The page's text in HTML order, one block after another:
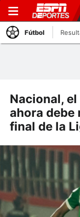
Fútbol
Nacional,
ahora debe
final de la